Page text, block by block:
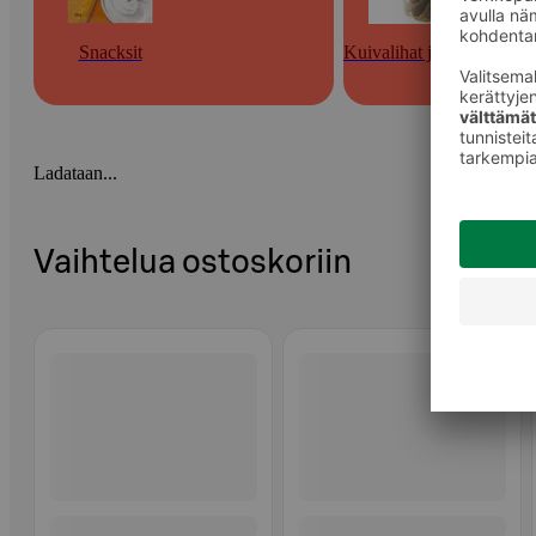
Snacksit Kuivalihat ja muut
Ladataan...
Vaihtelua ostoskoriin